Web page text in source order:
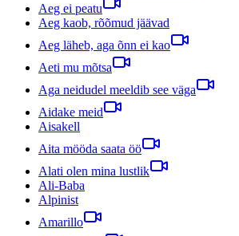
Aeg ei peatu
Aeg kaob, rõõmud jäävad
Aeg läheb, aga õnn ei kao
Aeti mu mõtsa
Aga neidudel meeldib see väga
Aidake meid
Aisakell
Aita mööda saata öö
Alati olen mina lustlik
Ali-Baba
Alpinist
Amarillo